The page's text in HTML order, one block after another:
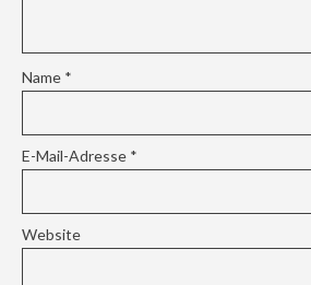
Name *
E-Mail-Adresse *
Website